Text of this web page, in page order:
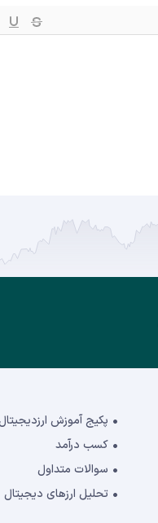
پکیج آموزش
کسب درآمد
سوالات متداول
تحلیل ارزهای دیجیتال